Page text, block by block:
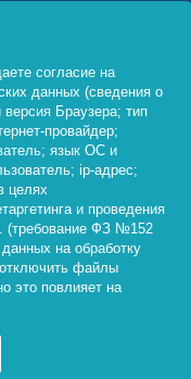
РФ
образование»
согласие на
данных (сведения о
Браузера; тип
провайдер;
язык ОС и
ip-адрес;
целях
и проведения
(требование ФЗ №152
на обработку
файлы
это повлияет на